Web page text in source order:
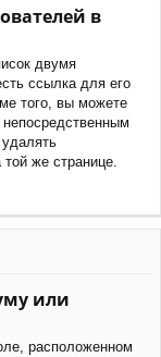
в
двумя
ссылка для его
того, вы можете
же странице.
или
расположенном